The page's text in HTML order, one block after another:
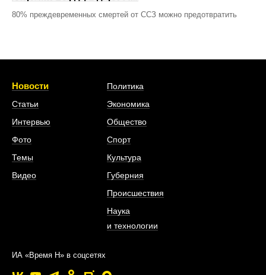
80% преждевременных смертей от ССЗ можно предотвратить
Новости
Статьи
Интервью
Фото
Темы
Видео
Политика
Экономика
Общество
Спорт
Культура
Губерния
Происшествия
Наука
и технологии
ИА «Время Н» в соцсетях